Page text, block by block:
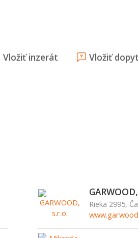
Vložiť inzerát Vložiť dopyt
Rieka 2995,